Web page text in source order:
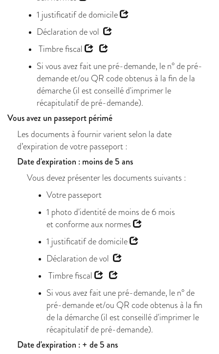
1 justificatif de domicile
Déclaration de vol
Timbre fiscal
Si vous avez fait une pré-demande, le n° de pré-
demande et/ou QR code obtenus à la fin de la
démarche (il est conseillé d'imprimer le
récapitulatif de pré-demande).
Vous avez un passeport périmé
Les documents à fournir varient selon la date
d’expiration de votre passeport :
Date d'expiration : moins de 5 ans
Vous devez présenter les documents suivants :
Votre passeport
1 photo d'identité de moins de 6 mois
et conforme aux normes
1 justificatif de domicile
Déclaration de vol
Timbre fiscal
Si vous avez fait une pré-demande, le n° de
pré-demande et/ou QR code obtenus à la fin
de la démarche (il est conseillé d'imprimer le
récapitulatif de pré-demande).
Date d'expiration : + de 5 ans